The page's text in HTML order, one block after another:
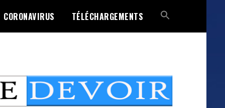
CORONAVIRUS TÉLÉCHARGEMENTS